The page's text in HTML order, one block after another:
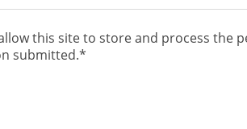
this site to store and process the
submitted.*